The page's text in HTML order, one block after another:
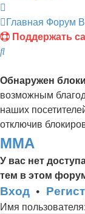
Главная Форум
Поддержать
Поиск
Обнаружен
возможным
наших
отключив
ММА
У вас нет
тем в этом
Вход •
Имя пользователя: